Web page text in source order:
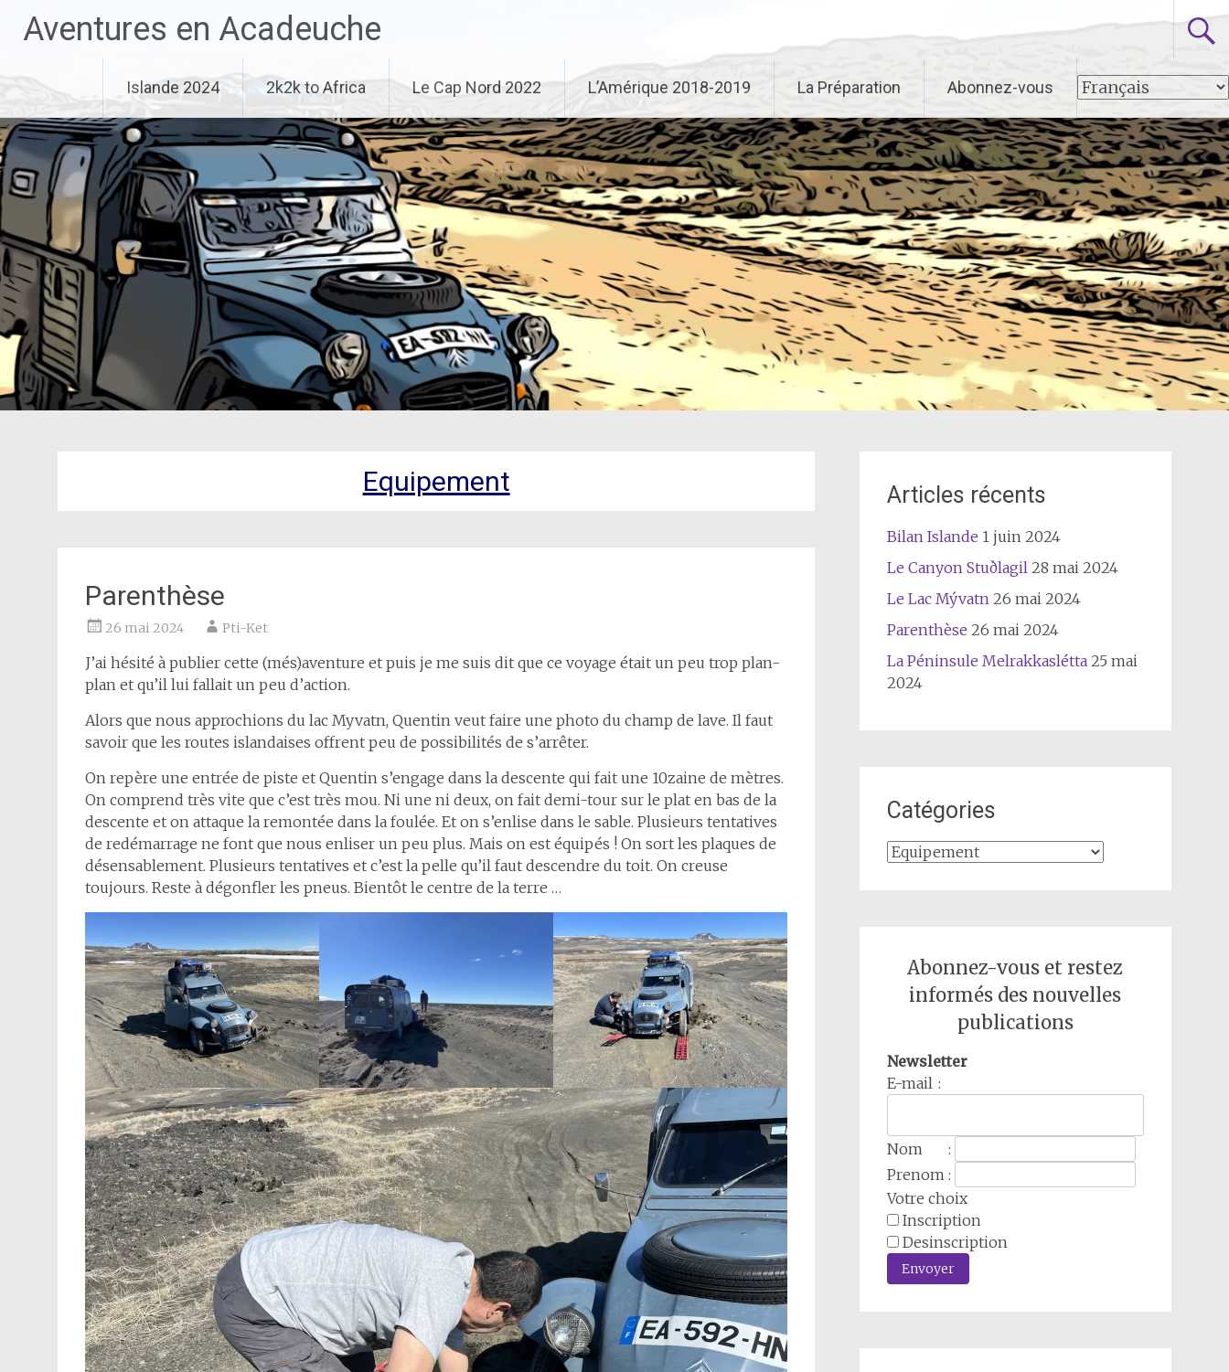
principal
Aventures en Acadeuche
Islande 2024 2k2k to Africa Le Cap Nord 2022 L’Amérique 2018-2019 La Préparation Abonnez-vous
Equipement
Parenthèse
26 mai 2024 Pti-Ket
J’ai hésité à publier cette (més)aventure et puis je me suis dit que ce voyage était un peu trop plan-
plan et qu’il lui fallait un peu d’action.
Alors que nous approchions du lac Myvatn, Quentin veut faire une photo du champ de lave. Il faut
savoir que les routes islandaises offrent peu de possibilités de s’arrêter.
On repère une entrée de piste et Quentin s’engage dans la descente qui fait une 10zaine de mètres.
On comprend très vite que c’est très mou. Ni une ni deux, on fait demi-tour sur le plat en bas de la
descente et on attaque la remontée dans la foulée. Et on s’enlise dans le sable. Plusieurs tentatives
de redémarrage ne font que nous enliser un peu plus. Mais on est équipés ! On sort les plaques de
désensablement. Plusieurs tentatives et c’est la pelle qu’il faut descendre du toit. On creuse
toujours. Reste à dégonfler les pneus. Bientôt le centre de la terre …
Articles récents
Bilan Islande 1 juin 2024
Le Canyon Stuðlagil 28 mai 2024
Le Lac Mývatn 26 mai 2024
Parenthèse 26 mai 2024
La Péninsule Melrakkaslétta 25 mai
2024
Catégories
Catégories
Abonnez-vous et restez
informés des nouvelles
publications
Newsletter
E-mail :
Nom :
Prenom :
Votre choix
Inscription
Desinscription
Envoyer